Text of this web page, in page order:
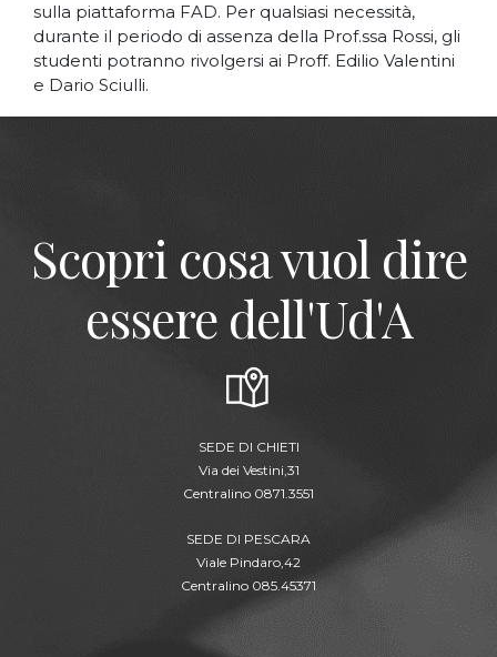
sulla piattaforma FAD. Per qualsiasi necessità,
durante il periodo di assenza della Prof.ssa Rossi, gli
studenti potranno rivolgersi ai Proff. Edilio Valentini
e Dario Sciulli.
Scopri cosa vuol dire
essere dell'Ud'A
SEDE DI CHIETI
Via dei Vestini,31
Centralino 0871.3551
SEDE DI PESCARA
Viale Pindaro,42
Centralino 085.45371